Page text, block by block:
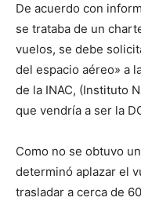
De acuerdo con
se trataba de un
vuelos, se debe
del espacio aéreo» a
de la INAC, (Instituto
que vendría a ser la
Como no se obtuvo
determinó aplazar el
trasladar a cerca de